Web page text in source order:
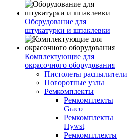
Оборудование для
штукатурки и шпаклевки
Комплектующие для
окрасочного оборудования
Пистолеты распылители
Поворотные узлы
Ремкомплекты
Ремкомплекты
Graco
Ремкомплекты
Hywst
Ремкомпллекты